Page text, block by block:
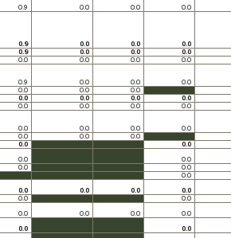
0.9 0.0 0.0 0.0
0.9 0.0 0.0 0.0
0.9 0.0 0.0 0.0
0.0 0.0 0.0 0.0
0.9 0.0 0.0 0.0
0.0 0.0 0.0
0.0 0.0 0.0 0.0
0.0 0.0 0.0 0.0
0.0 0.0 0.0 0.0
0.0 0.0 0.0
0.0 0.0
0.0 0.0
0.0 0.0
0.0
0.0 0.0 0.0 0.0
0.0 0.0
0.0 0.0 0.0 0.0
0.0 0.0